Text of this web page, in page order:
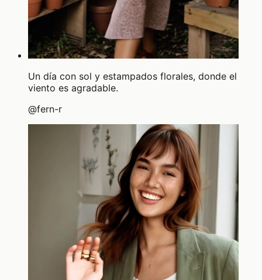
Un día con sol y estampados florales, donde el
viento es agradable.
@fern-r